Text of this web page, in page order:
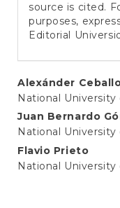
source is cited.
purposes,
Editorial
Main
Article
Content
Alexánder
National University
Juan Bernardo
National University
Flavio Prieto
National University